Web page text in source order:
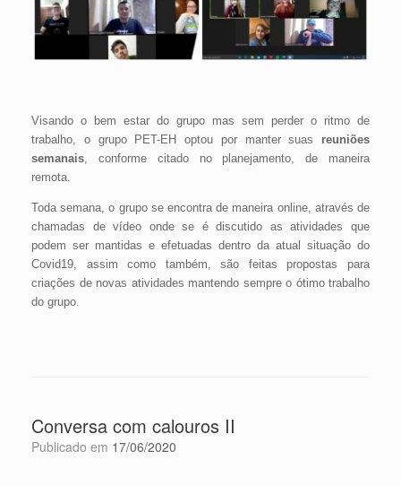
Visando o bem estar do grupo mas sem perder o ritmo de
trabalho, o grupo PET-EH optou por manter suas reuniões
semanais , conforme citado no planejamento, de maneira
remota.
Toda semana, o grupo se encontra de maneira online, através de
chamadas de vídeo onde se é discutido as atividades que
podem ser mantidas e efetuadas dentro da atual situação do
Covid19, assim como também, são feitas propostas para
criações de novas atividades mantendo sempre o ótimo trabalho
do grupo.
Conversa com calouros II
Publicado em 17/06/2020